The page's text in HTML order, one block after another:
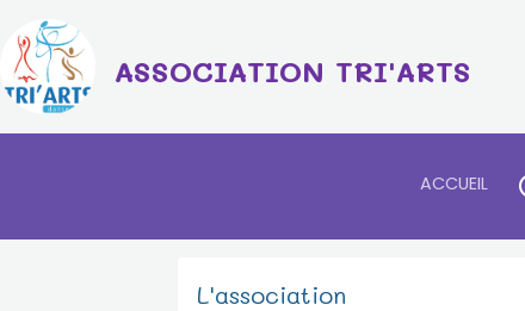
ASSOCIATION TRI'ARTS
ACCUEIL
L'association